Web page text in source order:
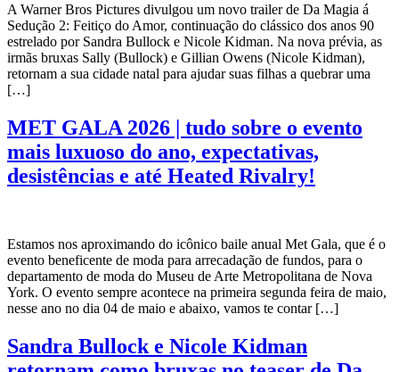
A Warner Bros Pictures divulgou um novo trailer de Da Magia á
Sedução 2: Feitiço do Amor, continuação do clássico dos anos 90
estrelado por Sandra Bullock e Nicole Kidman. Na nova prévia, as
irmãs bruxas Sally (Bullock) e Gillian Owens (Nicole Kidman),
retornam a sua cidade natal para ajudar suas filhas a quebrar uma
[…]
MET GALA 2026 | tudo sobre o evento
mais luxuoso do ano, expectativas,
desistências e até Heated Rivalry!
Estamos nos aproximando do icônico baile anual Met Gala, que é o
evento beneficente de moda para arrecadação de fundos, para o
departamento de moda do Museu de Arte Metropolitana de Nova
York. O evento sempre acontece na primeira segunda feira de maio,
nesse ano no dia 04 de maio e abaixo, vamos te contar […]
Sandra Bullock e Nicole Kidman